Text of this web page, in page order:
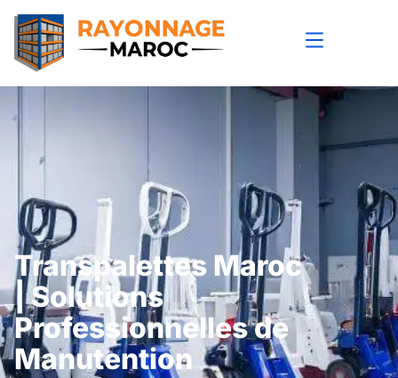
Transpalettes Maroc
| Solutions
Professionnelles de
Manutention